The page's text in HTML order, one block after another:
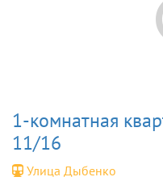
1-комнатная
11/16
Улица Дыбенко